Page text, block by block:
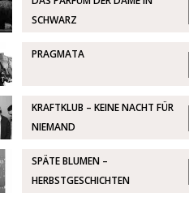
SCHWARZ
PRAGMATA
KRAFTKLUB – KEINE NACHT FÜR
NIEMAND
SPÄTE BLUMEN –
HERBSTGESCHICHTEN